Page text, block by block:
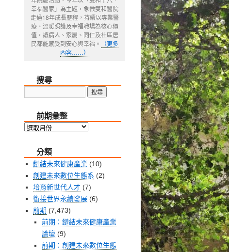
幸福醫家」為主題，象徵雙和醫院
走過18年成長歷程，持續以專業醫
療、溫暖照護及幸福職場為核心價
值，讓病人、家屬、同仁及社區居
民都能感受到安心與幸福。
（更多
內容……）
搜尋
前期彙整
前
整
分類
鏈結未來健康產業 (10)
創建未來數位生態系 (2)
培育新世代人才 (7)
銜接世界永續發展 (6)
前期 (7,473)
前期：鏈結未來健康產業
論壇 (9)
前期：創建未來數位生態